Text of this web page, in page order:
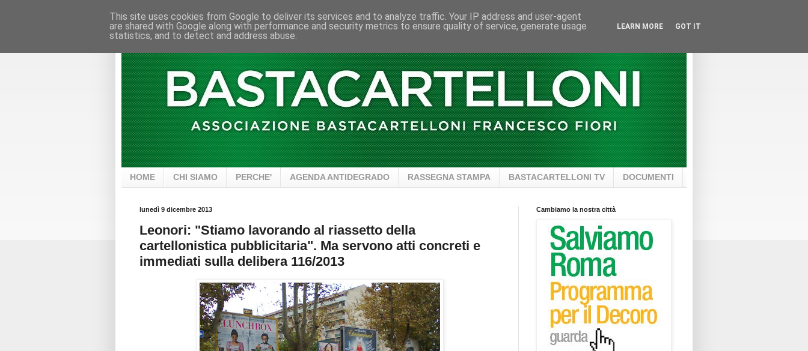
HOME CHI SIAMO PERCHE' AGENDA ANTIDEGRADO RASSEGNA STAMPA BASTACARTELLONI TV DOCUMENTI
lunedì 9 dicembre 2013
Leonori: "Stiamo lavorando al riassetto della
cartellonistica pubblicitaria". Ma servono atti concreti e
immediati sulla delibera 116/2013
Cambiamo la nostra città
This site uses cookies from Google to deliver its services and to analyze traffic. Your IP address and user-agent
are shared with Google along with performance and security metrics to ensure quality of service, generate usage
statistics, and to detect and address abuse.
LEARN MORE GOT IT